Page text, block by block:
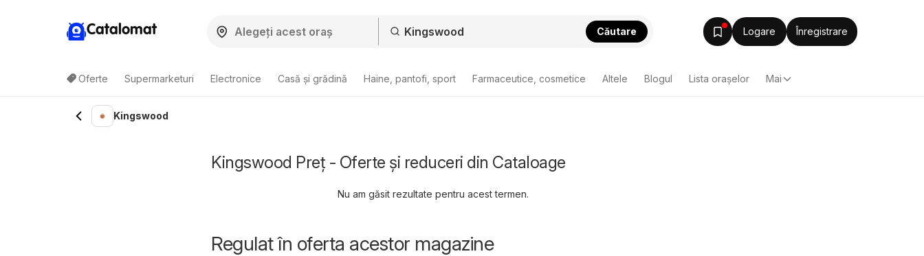
Catalomat Căutare Logare Înregistrare
Oferte Supermarketuri Electronice Casă și grădină Haine, pantofi, sport Farmaceutice, cosmetice Altele Blogul Lista oraşelor Mai
Kingswood
Kingswood Preț - Oferte și reduceri din Cataloage
Nu am găsit rezultate pentru acest termen.
Regulat în oferta acestor magazine